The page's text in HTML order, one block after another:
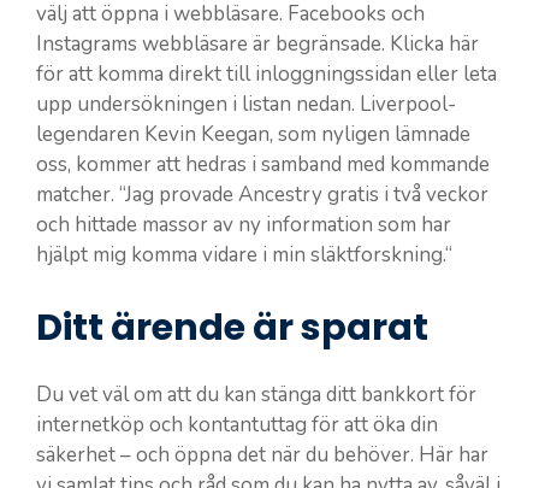
välj att öppna i webbläsare. Facebooks och
Instagrams webbläsare är begränsade. Klicka här
för att komma direkt till inloggningssidan eller leta
upp undersökningen i listan nedan. Liverpool-
legendaren Kevin Keegan, som nyligen lämnade
oss, kommer att hedras i samband med kommande
matcher. “Jag provade Ancestry gratis i två veckor
och hittade massor av ny information som har
hjälpt mig komma vidare i min släktforskning.“
Ditt ärende är sparat
Du vet väl om att du kan stänga ditt bankkort för
internetköp och kontantuttag för att öka din
säkerhet – och öppna det när du behöver. Här har